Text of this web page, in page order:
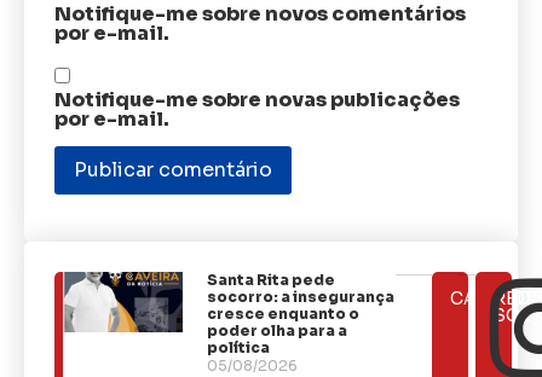
Notifique-me sobre novos comentários
por e-mail.
Notifique-me sobre novas publicações
por e-mail.
ÚLTIMAS
NOTÍCIAS
Santa Rita pede
socorro: a insegurança
cresce enquanto o
poder olha para a
política
05/08/2026